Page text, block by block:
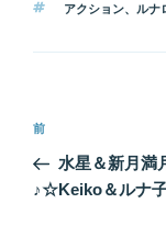
ゴ
ー
タ
アクション、 ルナ
投
ナ
前
の
投
前
水星＆新月満
♪☆Keiko＆ルナ